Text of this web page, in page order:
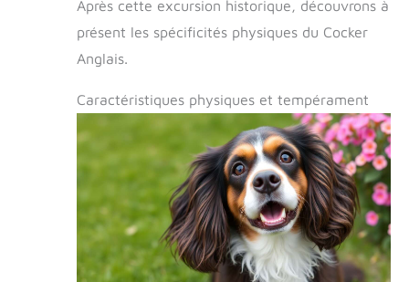
Après cette excursion historique, découvrons à
présent les spécificités physiques du Cocker
Anglais.
Caractéristiques physiques et tempérament